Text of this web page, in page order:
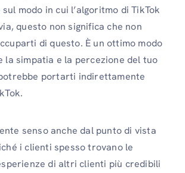
modo in cui l’algoritmo di TikTok
questo non significa che non
di questo. È un ottimo modo
la simpatia e la percezione del tuo
portarti indirettamente
senso anche dal punto di vista
i clienti spesso trovano le
di altri clienti più credibili